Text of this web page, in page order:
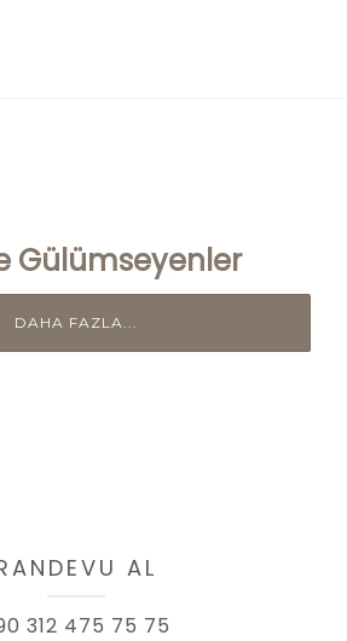
Gülümseyenler
DAHA FAZLA...
AL
312 475 75 75